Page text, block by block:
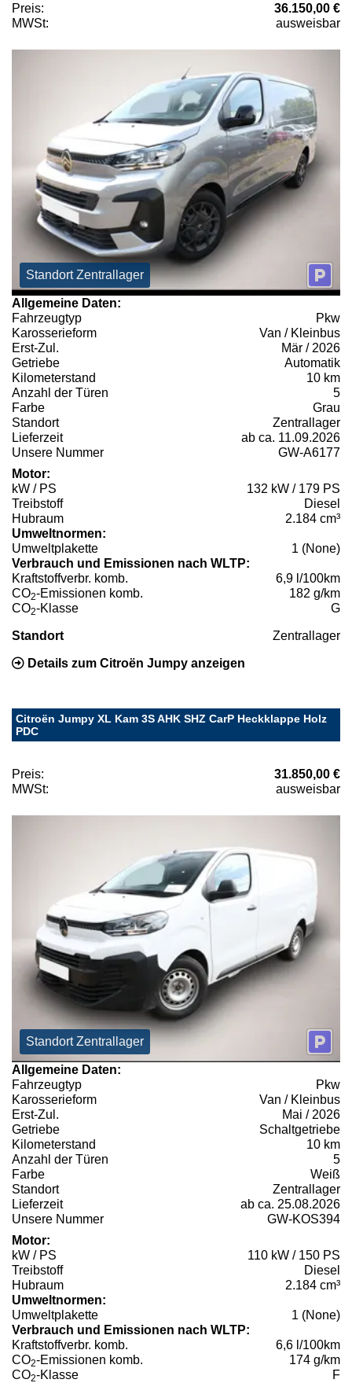
Preis:
36.150,00 €
MWSt:
ausweisbar
Standort Zentrallager
Allgemeine Daten:
Fahrzeugtyp
Pkw
Karosserieform
Van / Kleinbus
Erst-Zul.
Mär / 2026
Getriebe
Automatik
Kilometerstand
10 km
Anzahl der Türen
5
Farbe
Grau
Standort
Zentrallager
Lieferzeit
ab ca. 11.09.2026
Unsere Nummer
GW-A6177
Motor:
kW / PS
132 kW / 179 PS
Treibstoff
Diesel
Hubraum
2.184 cm³
Umweltnormen:
Umweltplakette
1 (None)
Verbrauch und Emissionen nach WLTP:
Kraftstoffverbr. komb.
6,9 l/100km
CO2-Emissionen komb.
182 g/km
CO2-Klasse G
Standort Zentrallager
Details zum Citroën Jumpy anzeigen
Citroën Jumpy XL Kam 3S AHK SHZ CarP Heckklappe Holz
PDC
Preis:
31.850,00 €
MWSt:
ausweisbar
Standort Zentrallager
Allgemeine Daten:
Fahrzeugtyp
Pkw
Karosserieform
Van / Kleinbus
Erst-Zul.
Mai / 2026
Getriebe
Schaltgetriebe
Kilometerstand
10 km
Anzahl der Türen
5
Farbe
Weiß
Standort
Zentrallager
Lieferzeit
ab ca. 25.08.2026
Unsere Nummer
GW-KOS394
Motor:
kW / PS
110 kW / 150 PS
Treibstoff
Diesel
Hubraum
2.184 cm³
Umweltnormen:
Umweltplakette
1 (None)
Verbrauch und Emissionen nach WLTP:
Kraftstoffverbr. komb.
6,6 l/100km
CO2-Emissionen komb.
174 g/km
CO2-Klasse F